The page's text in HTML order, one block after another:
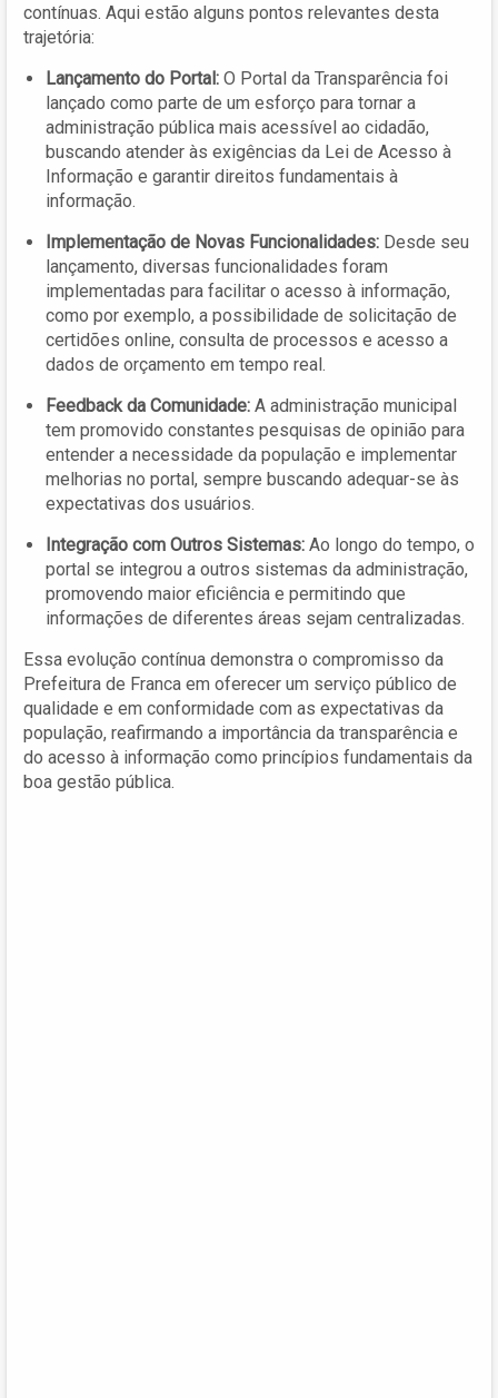
contínuas. Aqui estão alguns pontos relevantes desta
trajetória:
Lançamento do Portal: O Portal da Transparência foi
lançado como parte de um esforço para tornar a
administração pública mais acessível ao cidadão,
buscando atender às exigências da Lei de Acesso à
Informação e garantir direitos fundamentais à
informação.
Implementação de Novas Funcionalidades: Desde seu
lançamento, diversas funcionalidades foram
implementadas para facilitar o acesso à informação,
como por exemplo, a possibilidade de solicitação de
certidões online, consulta de processos e acesso a
dados de orçamento em tempo real.
Feedback da Comunidade: A administração municipal
tem promovido constantes pesquisas de opinião para
entender a necessidade da população e implementar
melhorias no portal, sempre buscando adequar-se às
expectativas dos usuários.
Integração com Outros Sistemas: Ao longo do tempo, o
portal se integrou a outros sistemas da administração,
promovendo maior eficiência e permitindo que
informações de diferentes áreas sejam centralizadas.
Essa evolução contínua demonstra o compromisso da
Prefeitura de Franca em oferecer um serviço público de
qualidade e em conformidade com as expectativas da
população, reafirmando a importância da transparência e
do acesso à informação como princípios fundamentais da
boa gestão pública.